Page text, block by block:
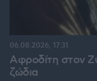
Αφροδίτη στον
ζώδια
06.08.2026, 17:31